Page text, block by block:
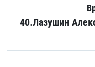
40.Лазушин